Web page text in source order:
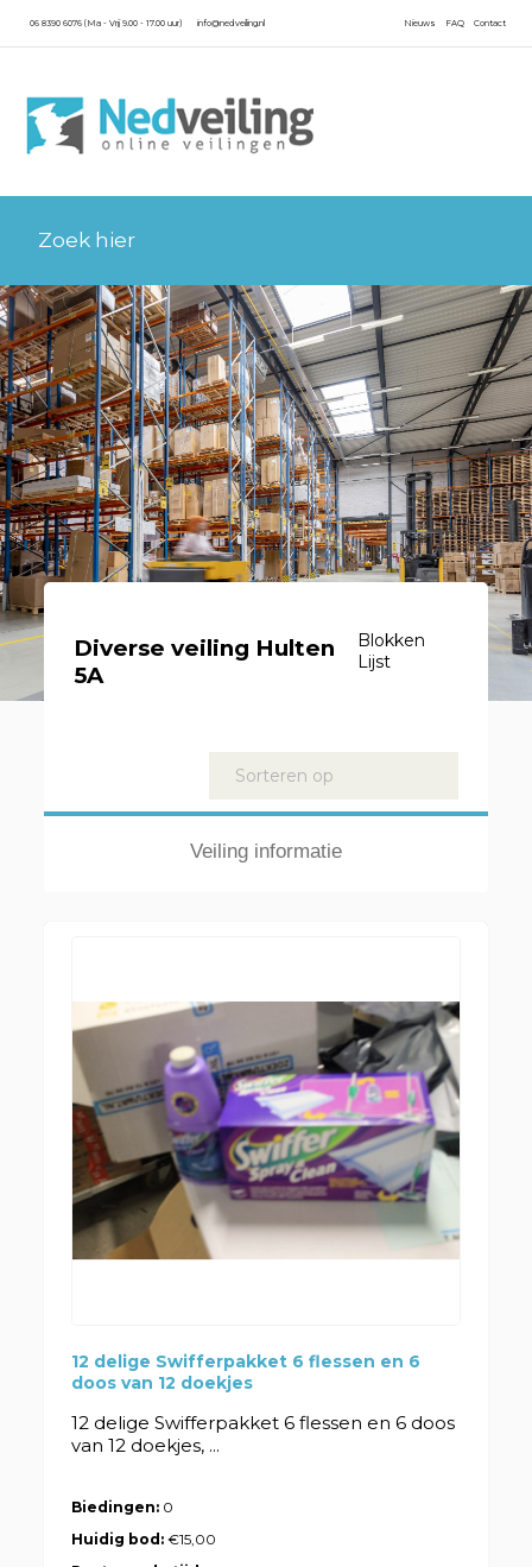
06 8390 6076 (Ma - Vrij 9.00 - 17.00 uur) info@nedveiling.nl Contact
FAQ
Nieuws
Diverse veiling Hulten
5A
Blokken
Lijst
Kavels
Veiling informatie
Sorteren op
12 delige Swifferpakket 6 flessen en 6
doos van 12 doekjes
12 delige Swifferpakket 6 flessen en 6 doos
van 12 doekjes, ...
Biedingen: 0
Huidig bod:€15,00